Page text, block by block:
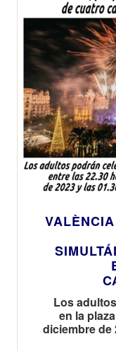
Los
en la
diciembre de